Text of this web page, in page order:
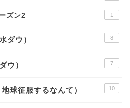
ズン2 1
ダウ） 8
ウ） 7
球征服するなんて） 10